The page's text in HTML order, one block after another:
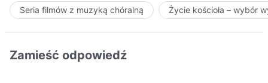
Seria filmów z muzyką chóralną Życie kościoła – wybór
Zamieść odpowiedź